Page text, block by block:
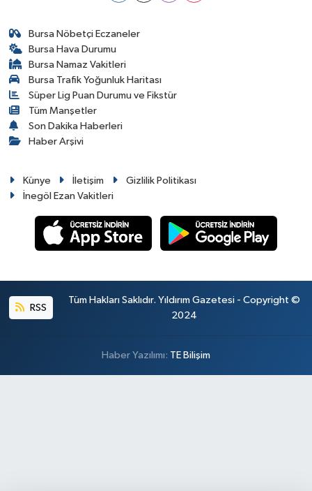
Bursa Nöbetçi Eczaneler
Bursa Hava Durumu
Bursa Namaz Vakitleri
Bursa Trafik Yoğunluk Haritası
Süper Lig Puan Durumu ve Fikstür
Tüm Manşetler
Son Dakika Haberleri
Haber Arşivi
Künye İletişim
Gizlilik Politikası
İnegöl Ezan Vakitleri
RSS
Tüm Hakları Saklıdır. Yıldırım Gazetesi - Copyright ©
2024
Haber Yazılımı: TE Bilişim